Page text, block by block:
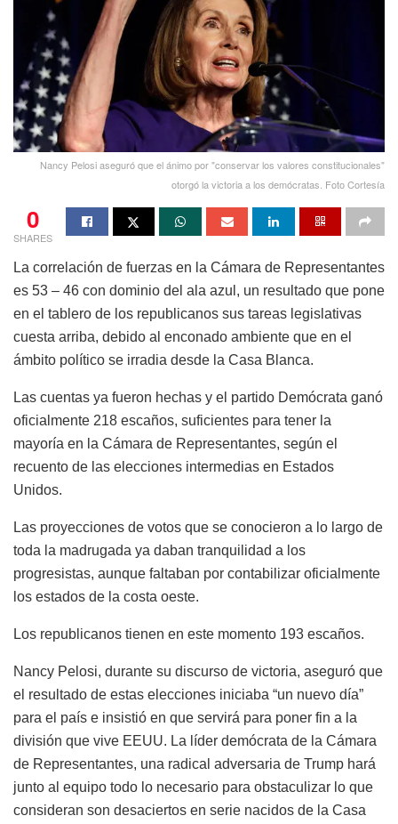
Nancy Pelosi aseguró que el ánimo por "conservar los valores constitucionales"
otorgó la victoria a los demócratas. Foto Cortesía
0
SHARES
La correlación de fuerzas en la Cámara de Representantes
es 53 – 46 con dominio del ala azul, un resultado que pone
en el tablero de los republicanos sus tareas legislativas
cuesta arriba, debido al enconado ambiente que en el
ámbito político se irradia desde la Casa Blanca.
Las cuentas ya fueron hechas y el partido Demócrata ganó
oficialmente 218 escaños, suficientes para tener la
mayoría en la Cámara de Representantes, según el
recuento de las elecciones intermedias en Estados
Unidos.
Las proyecciones de votos que se conocieron a lo largo de
toda la madrugada ya daban tranquilidad a los
progresistas, aunque faltaban por contabilizar oficialmente
los estados de la costa oeste.
Los republicanos tienen en este momento 193 escaños.
Nancy Pelosi, durante su discurso de victoria, aseguró que
el resultado de estas elecciones iniciaba “un nuevo día”
para el país e insistió en que servirá para poner fin a la
división que vive EEUU. La líder demócrata de la Cámara
de Representantes, una radical adversaria de Trump hará
junto al equipo todo lo necesario para obstaculizar lo que
consideran son desaciertos en serie nacidos de la Casa